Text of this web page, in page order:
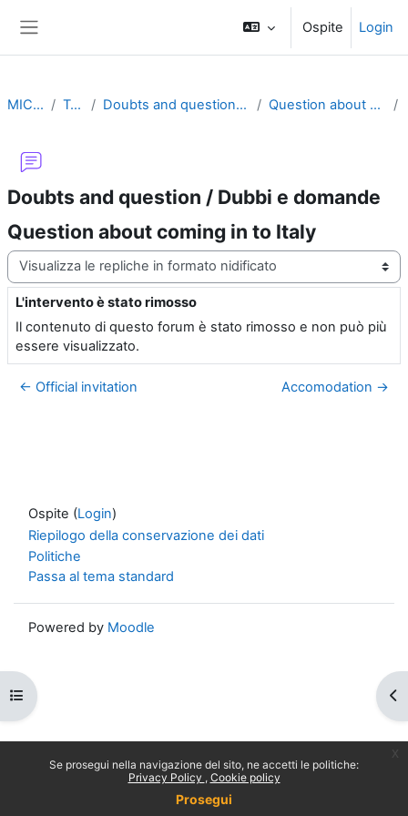
Se prosegui nella navigazione del sito, ne accetti le politiche:
Privacy Policy
Cookie policy
Prosegui
Ospite Login
Apri indice del corso
MIC 2008 Topic 1 Doubts and question / Dubbi e domande Question about coming in to Italy
Doubts and question / Dubbi e domande
Question about coming in to Italy
Modalità visualizzazione
L'intervento è stato rimosso
Numero di risposte: 0
Il contenuto di questo forum è stato rimosso e non può più
essere visualizzato.
← Official invitation Accomodation →
Ospite (Login)
Riepilogo della conservazione dei dati
Politiche
Passa al tema standard
Powered by Moodle